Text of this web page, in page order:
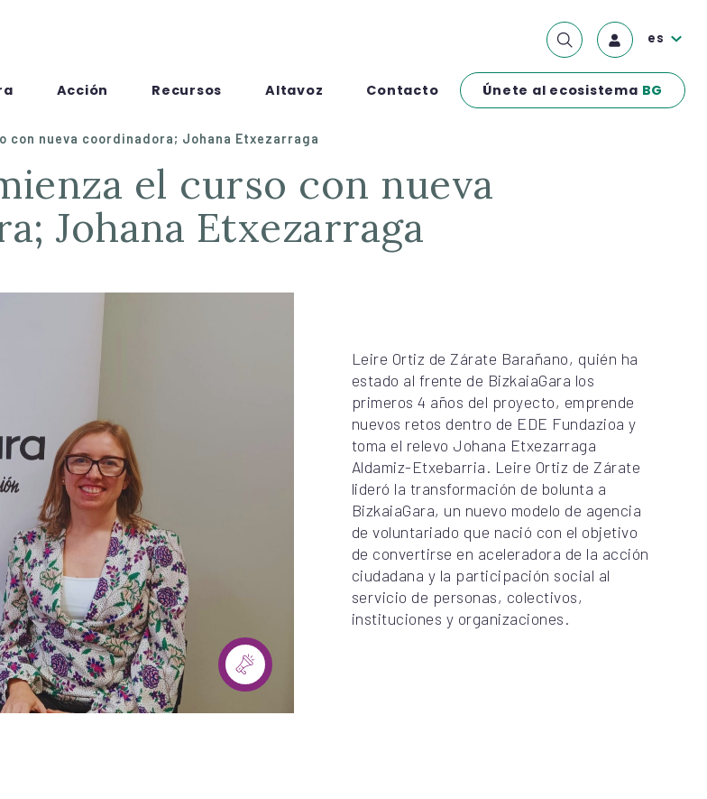
Acción Recursos Altavoz Contacto Únete al ecosistema BG
es
con nueva coordinadora; Johana Etxezarraga
Johana Etxezarraga
Leire Ortiz de Zárate Barañano, quién ha
estado al frente de BizkaiaGara los
primeros 4 años del proyecto, emprende
nuevos retos dentro de EDE Fundazioa y
toma el relevo Johana Etxezarraga
Aldamiz-Etxebarria. Leire Ortiz de Zárate
lideró la transformación de bolunta a
BizkaiaGara, un nuevo modelo de agencia
de voluntariado que nació con el objetivo
de convertirse en aceleradora de la acción
ciudadana y la participación social al
servicio de personas, colectivos,
instituciones y organizaciones.